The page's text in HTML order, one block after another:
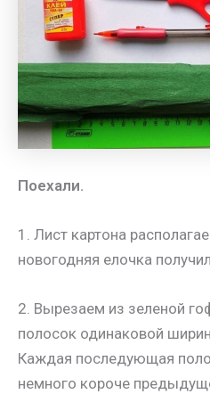
Поехали.
1. Лист картона
новогодняя елочка
2. Вырезаем из зеленой
полосок одинаковой
Каждая последующая
немного короче